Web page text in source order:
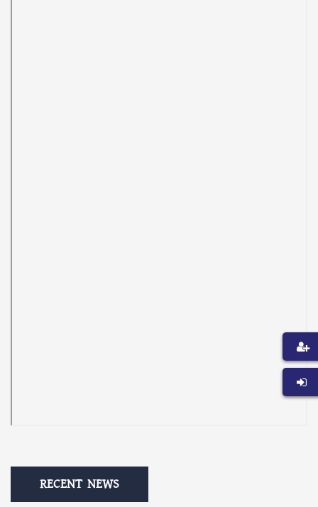
RECENT NEWS